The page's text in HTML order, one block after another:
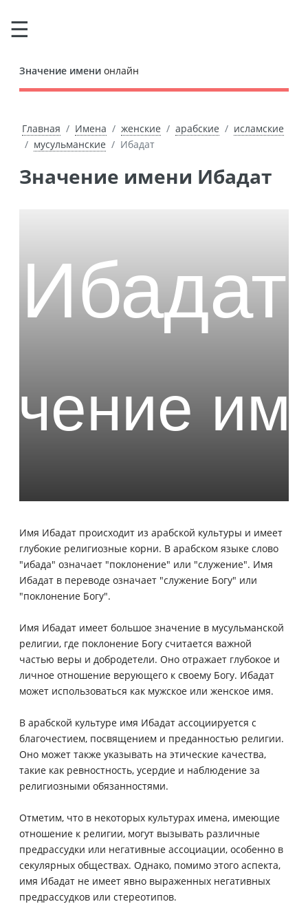
Значение имени онлайн
Главная Имена женские арабские
исламские
мусульманские
Ибадат
Значение имени Ибадат
Имя Ибадат происходит из арабской культуры и имеет
глубокие религиозные корни. В арабском языке слово
"ибада" означает "поклонение" или "служение". Имя
Ибадат в переводе означает "служение Богу" или
"поклонение Богу".
Имя Ибадат имеет большое значение в мусульманской
религии, где поклонение Богу считается важной
частью веры и добродетели. Оно отражает глубокое и
личное отношение верующего к своему Богу. Ибадат
может использоваться как мужское или женское имя.
В арабской культуре имя Ибадат ассоциируется с
благочестием, посвящением и преданностью религии.
Оно может также указывать на этические качества,
такие как ревностность, усердие и наблюдение за
религиозными обязанностями.
Отметим, что в некоторых культурах имена, имеющие
отношение к религии, могут вызывать различные
предрассудки или негативные ассоциации, особенно в
секулярных обществах. Однако, помимо этого аспекта,
имя Ибадат не имеет явно выраженных негативных
предрассудков или стереотипов.